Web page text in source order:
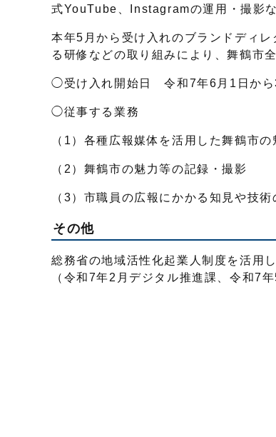
式YouTube、Instagramの運用・撮影
本年5月から受け入れのブランドディ
る研修などの取り組みにより、舞鶴市
◯受け入れ開始日 令和7年6月1日から
◯従事する業務
（1）各種広報媒体を活用した舞鶴市
（2）舞鶴市の魅力等の記録・撮影
（3）市職員の広報にかかる知見や技術
その他
総務省の地域活性化起業人制度を活用
（令和7年2月デジタル推進課、令和7